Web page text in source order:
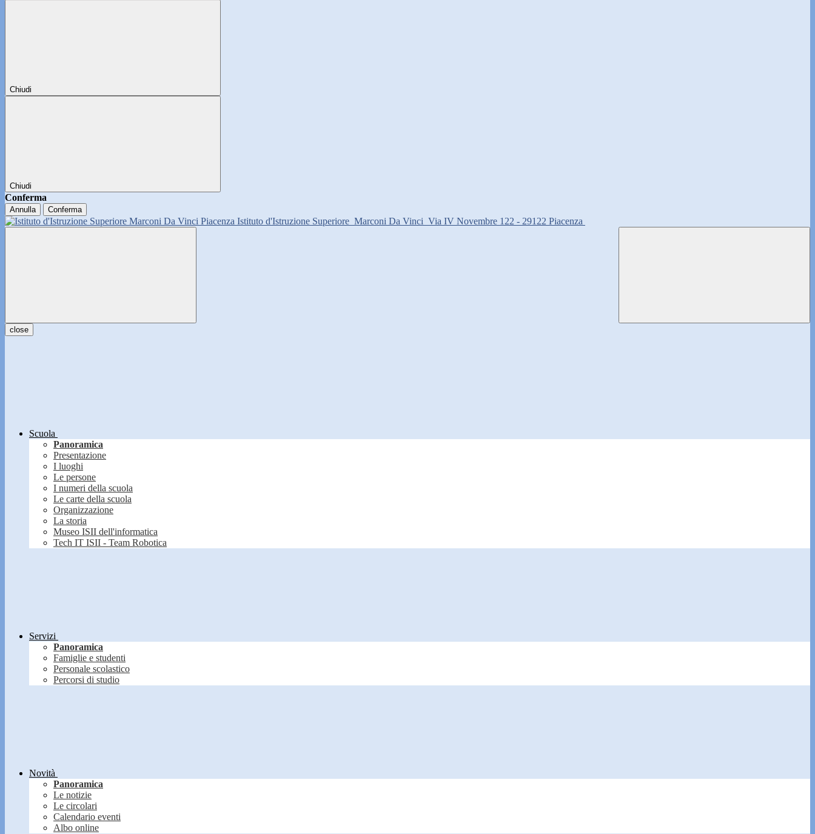
Chiudi
Chiudi
Conferma
Annulla Conferma
Istituto d'Istruzione Superiore Marconi Da Vinci Via IV Novembre 122 - 29122 Piacenza
close
Scuola
Panoramica
Presentazione
I luoghi
Le persone
I numeri della scuola
Le carte della scuola
Organizzazione
La storia
Museo ISII dell'informatica
Tech IT ISII - Team Robotica
Servizi
Panoramica
Famiglie e studenti
Personale scolastico
Percorsi di studio
Novità
Panoramica
Le notizie
Le circolari
Calendario eventi
Albo online